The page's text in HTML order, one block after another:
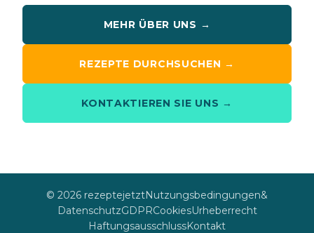
MEHR ÜBER UNS →
REZEPTE DURCHSUCHEN →
KONTAKTIEREN SIE UNS →
© 2026 rezeptejetztNutzungsbedingungen&
DatenschutzGDPRCookiesUrheberrecht
HaftungsausschlussKontakt